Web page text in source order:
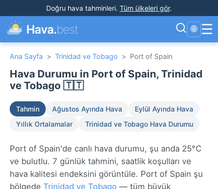
Doğru hava tahminleri. Tüm ülkeleri gör.
Hava.best 🌐 ☰
Ana Sayfa > Trinidad ve Tobago > Port of Spain
Hava Durumu in Port of Spain, Trinidad
ve Tobago 🇹🇹
Tahmin Ağustos Ayında Hava
Eylül Ayında Hava
Yıllık Ortalamalar
Trinidad ve Tobago Hava Durumu
Port of Spain'de canlı hava durumu, şu anda 25°C
ve bulutlu. 7 günlük tahmini, saatlik koşulları ve
hava kalitesi endeksini görüntüle. Port of Spain şu
bölgede Trinidad ve Tobago — tüm büyük